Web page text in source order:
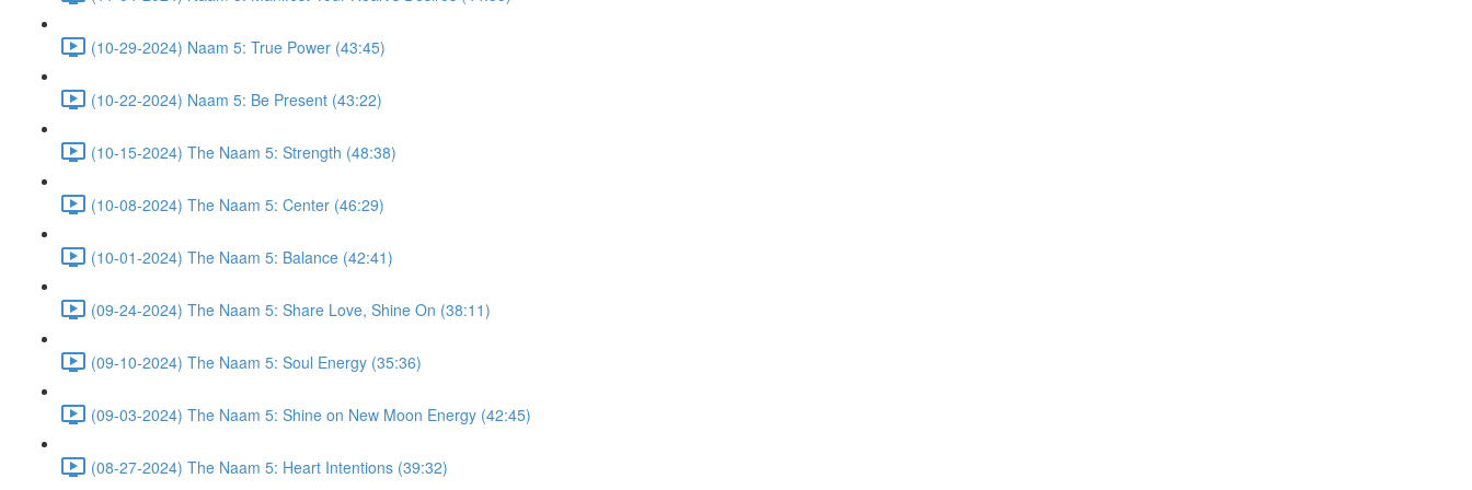
(10-29-2024) Naam 5: True Power (43:45)
(10-22-2024) Naam 5: Be Present (43:22)
(10-15-2024) The Naam 5: Strength (48:38)
(10-08-2024) The Naam 5: Center (46:29)
(10-01-2024) The Naam 5: Balance (42:41)
(09-24-2024) The Naam 5: Share Love, Shine On (38:11)
(09-10-2024) The Naam 5: Soul Energy (35:36)
(09-03-2024) The Naam 5: Shine on New Moon Energy (42:45)
(08-27-2024) The Naam 5: Heart Intentions (39:32)